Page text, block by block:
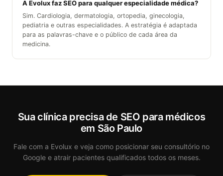
A Evolux faz SEO para qualquer especialidade médica?
Sim. Cardiologia, dermatologia, ortopedia, ginecologia,
pediatria e outras especialidades. A estratégia é adaptada
para as palavras-chave e o público de cada área da
medicina.
Sua clínica precisa de SEO para médicos
em São Paulo
Fale com a Evolux e veja como posicionar seu consultório no
Google e atrair pacientes qualificados todos os meses.